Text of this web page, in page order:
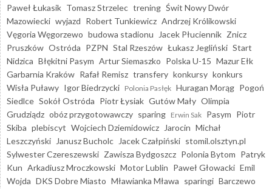
Paweł Łukasik Tomasz Strzelec trening Świt Nowy Dwór
Mazowiecki wyjazd Robert Tunkiewicz Andrzej Królikowski
Vęgoria Węgorzewo budowa stadionu Jacek Płuciennik Znicz
Pruszków Ostróda PZPN Stal Rzeszów Łukasz Jegliński Start
Nidzica Błękitni Pasym Artur Siemaszko Polska U-15 Mazur Ełk
Garbarnia Kraków Rafał Remisz transfery konkursy konkurs
Wisła Puławy Igor Biedrzycki Polonia Pasłęk Huragan Morąg Pogoń
Siedlce Sokół Ostróda Piotr Łysiak Gutów Mały Olimpia
Grudziądz obóz przygotowawczy sparing Erwin Sak Pasym Piotr
Skiba plebiscyt Wojciech Dziemidowicz Jarocin Michał
Leszczyński
Janusz Bucholc Jacek Czałpiński stomil.olsztyn.pl
Sylwester Czereszewski Zawisza Bydgoszcz Polonia Bytom Patryk
Kun Arkadiusz Mroczkowski Motor Lublin Paweł Głowacki Emil
Wojda DKS Dobre Miasto Mławianka Mława sparingi Barczewo